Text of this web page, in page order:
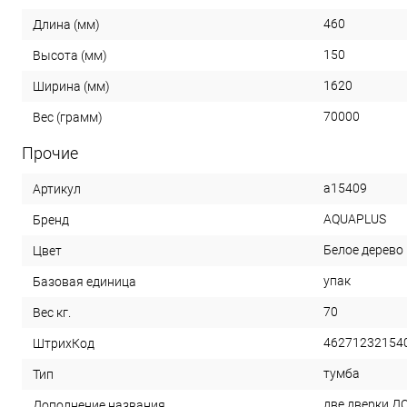
Длина (мм) 460
Высота (мм) 150
Ширина (мм) 1620
Вес (грамм) 70000
Прочие
Артикул a15409
Бренд AQUAPLUS
Цвет Белое дерево
Базовая единица упак
Вес кг. 70
ШтрихКод
Тип тумба